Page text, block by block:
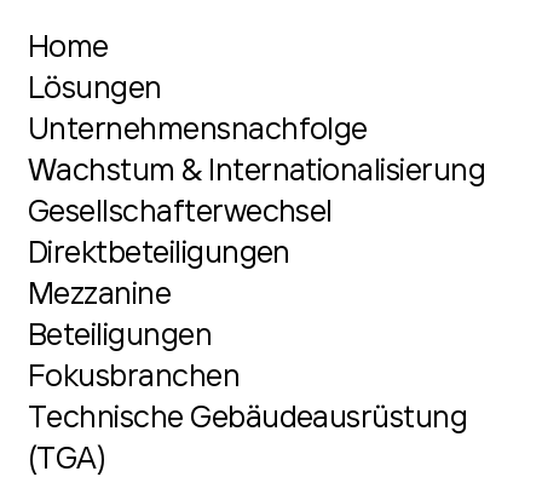
Home
Lösungen
Unternehmensnachfolge
Wachstum & Internationalisierung
Gesellschafterwechsel
Direktbeteiligungen
Mezzanine
Beteiligungen
Fokusbranchen
Technische Gebäudeausrüstung
(TGA)